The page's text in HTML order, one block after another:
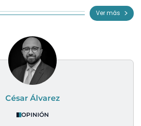
Ver más
César Álvarez
OPINIÓN